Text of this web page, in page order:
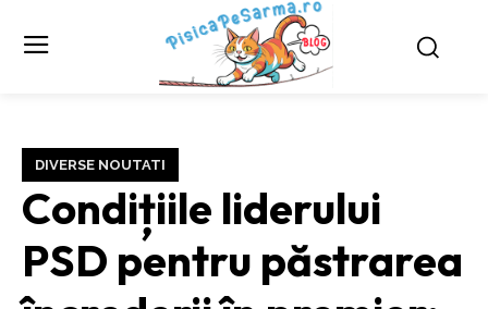
DIVERSE NOUTATI
Condițiile liderului
PSD pentru păstrarea